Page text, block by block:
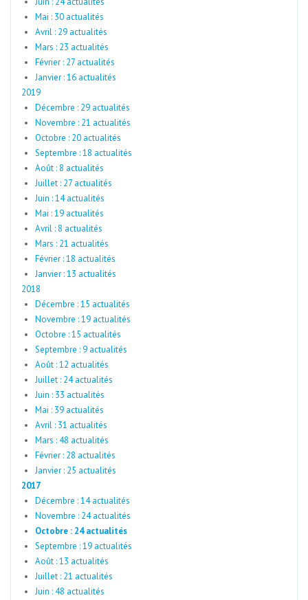
Mai : 30 actualités
Avril : 29 actualités
Mars : 23 actualités
Février : 27 actualités
Janvier : 16 actualités
2019
Décembre : 29 actualités
Novembre : 21 actualités
Octobre : 20 actualités
Septembre : 18 actualités
Août : 8 actualités
Juillet : 27 actualités
Juin : 14 actualités
Mai : 19 actualités
Avril : 8 actualités
Mars : 21 actualités
Février : 18 actualités
Janvier : 13 actualités
2018
Décembre : 15 actualités
Novembre : 19 actualités
Octobre : 15 actualités
Septembre : 9 actualités
Août : 12 actualités
Juillet : 24 actualités
Juin : 33 actualités
Mai : 39 actualités
Avril : 31 actualités
Mars : 48 actualités
Février : 28 actualités
Janvier : 25 actualités
2017
Décembre : 14 actualités
Novembre : 24 actualités
Octobre : 24 actualités
Septembre : 19 actualités
Août : 13 actualités
Juillet : 21 actualités
Juin : 48 actualités